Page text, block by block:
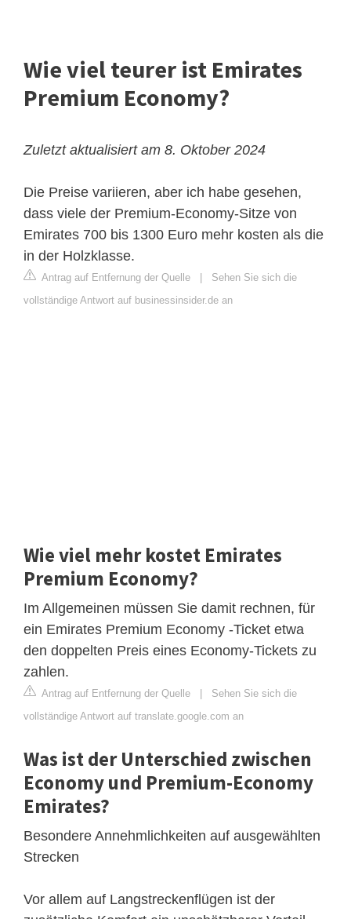
Wie viel teurer ist Emirates
Premium Economy?
Zuletzt aktualisiert am 8. Oktober 2024
Die Preise variieren, aber ich habe gesehen,
dass viele der Premium-Economy-Sitze von
Emirates 700 bis 1300 Euro mehr kosten als die
in der Holzklasse.
Antrag auf Entfernung der Quelle
Sehen Sie sich die
vollständige Antwort auf businessinsider.de an
Wie viel mehr kostet Emirates
Premium Economy?
Im Allgemeinen müssen Sie damit rechnen, für
ein Emirates Premium Economy -Ticket etwa
den doppelten Preis eines Economy-Tickets zu
zahlen.
Antrag auf Entfernung der Quelle
Sehen Sie sich die
vollständige Antwort auf translate.google.com an
Was ist der Unterschied zwischen
Economy und Premium-Economy
Emirates?
Besondere Annehmlichkeiten auf ausgewählten
Strecken
Vor allem auf Langstreckenflügen ist der